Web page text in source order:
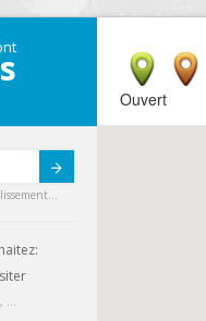
...
Ouvert